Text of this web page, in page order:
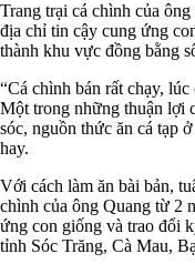
Trang trại cá chình của
địa chỉ tin cậy cung ứng
thành khu vực đồng bằng
“Cá chình bán rất chạy,
Một trong những thuận lợi
sóc, nguồn thức ăn cá tạp
hay.
Với cách làm ăn bài bản,
chình của ông Quang từ 2
ứng con giống và trao đổi
tỉnh Sóc Trăng, Cà Mau,